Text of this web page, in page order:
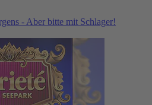
- Aber bitte mit Schlager!